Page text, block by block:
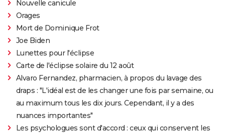
Nouvelle canicule
Orages
Mort de Dominique Frot
Joe Biden
Lunettes pour l'éclipse
Carte de l'éclipse solaire du 12 août
Alvaro Fernandez, pharmacien, à propos du lavage des
draps : "L'idéal est de les changer une fois par semaine, ou
au maximum tous les dix jours. Cependant, il y a des
nuances importantes"
Les psychologues sont d'accord : ceux qui conservent les